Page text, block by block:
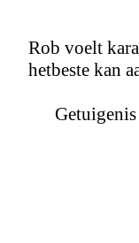
Rob voelt
hetbeste kan